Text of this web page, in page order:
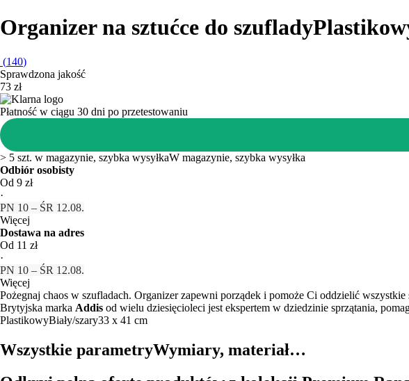
Organizer na sztućce do szuflady
(140)
Sprawdzona jakość
73 zł
Płatność w ciągu 30 dni po przetestowaniu
> 5 szt. w magazynie, szybka wysyłkaW magazynie, szybka wysyłka
Odbiór osobisty
Od 9 zł
·
PN 10 – ŚR 12.08.
Więcej
Dostawa na adres
Od 11 zł
·
PN 10 – ŚR 12.08.
Więcej
Pożegnaj chaos w szufladach. Organizer zapewni porządek i pomoże Ci oddzielić wszystkie
Brytyjska marka Addis od wielu dziesięcioleci jest ekspertem w dziedzinie sprzątania,
PlastikowyBiały/szary33 x 41 cm
Wszystkie parametryWymiary, materiał…